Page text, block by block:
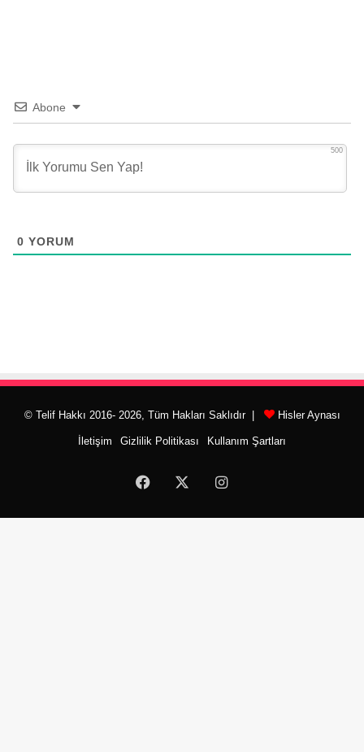
Abone
500
0 YORUM
© Telif Hakkı 2016- 2026, Tüm Hakları Saklıdır | Hisler Aynası
İletişim Gizlilik Politikası Kullanım Şartları
Facebook Instagram